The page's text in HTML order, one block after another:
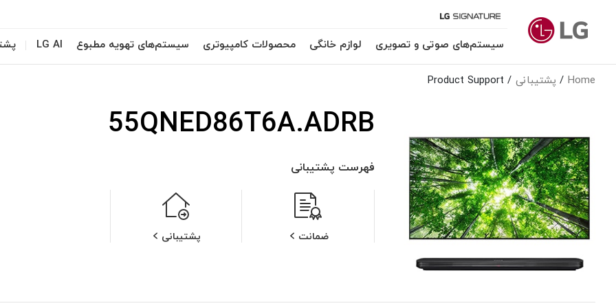
سیستم‌های صوتی و تصویری لوازم خانگی محصولات کامپیوتری سیستم‌های تهویه مطبوع LG AI
Home پشتیبانی Product Support
55QNED86T6A.ADRB
فهرست پشتیبانی
ضمانت پشتیبانی